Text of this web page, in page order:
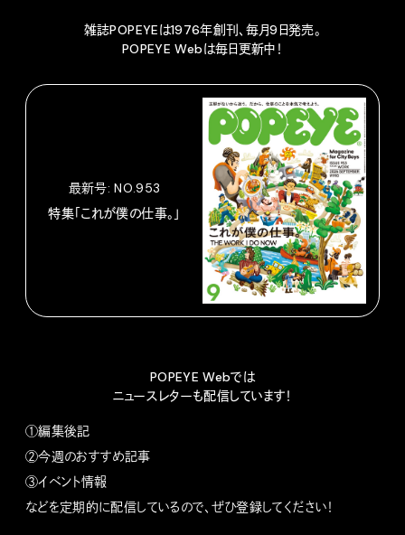
雑誌POPEYEは1976年創刊、毎月9日発売。
POPEYE Webは毎日更新中！
最新号: NO.953
特集「これが僕の仕事。」
POPEYE Webでは
ニュースレターも配信しています！
①編集後記
②今週のおすすめ記事
③イベント情報
などを定期的に配信しているので、ぜひ登録してください！